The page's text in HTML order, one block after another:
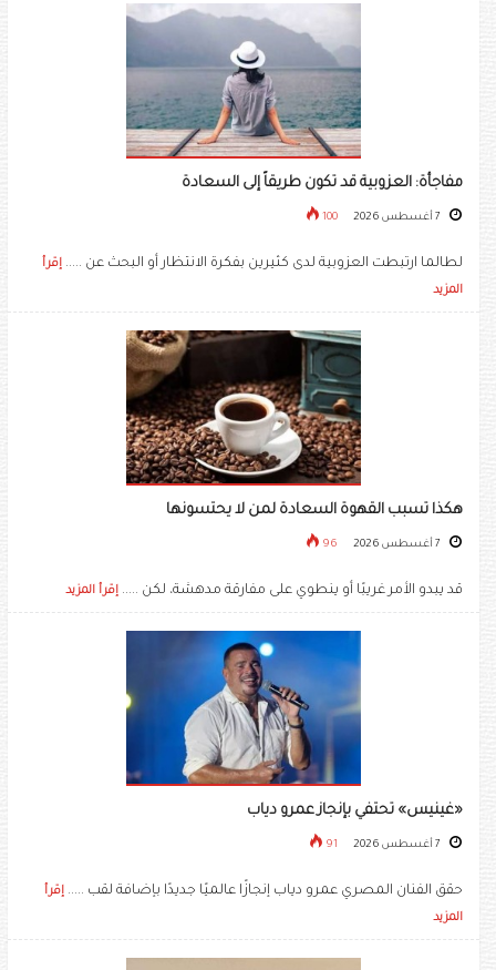
مفاجأة: العزوبية قد تكون طريقاً إلى السعادة
100
لطالما ارتبطت العزوبية لدى كثيرين بفكرة الانتظار أو البحث عن ..... إقرأ
المزيد
هكذا تسبب القهوة السعادة لمن لا يحتسونها
96
قد يبدو الأمر غريبًا أو ينطوي على مفارقة مدهشة، لكن ..... إقرأ المزيد
«غينيس» تحتفي بإنجاز عمرو دياب
91
حقق الفنان المصري عمرو دياب إنجازًا عالميًا جديدًا بإضافة لقب ..... إقرأ
المزيد